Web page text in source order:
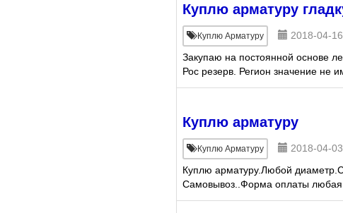
Куплю арматуру
Куплю Арматуру
2018-04-
Закупаю на постоянной основе
Рос резерв. Регион значение не
Куплю арматуру
Куплю Арматуру
2018-04-
Куплю арматуру.Любой
Самовывоз..Форма оплаты